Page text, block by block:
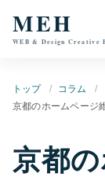
MEH
WEB & Design Creative
トップ
コラム
京都のホームページ
京都